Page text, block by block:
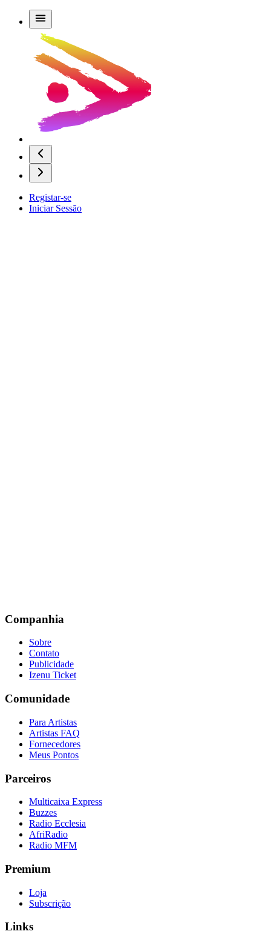
Registar-se
Iniciar Sessão
Companhia
Sobre
Contato
Publicidade
Izenu Ticket
Comunidade
Para Artistas
Artistas FAQ
Fornecedores
Meus Pontos
Parceiros
Multicaixa Express
Buzzes
Radio Ecclesia
AfriRadio
Radio MFM
Premium
Loja
Subscrição
Links